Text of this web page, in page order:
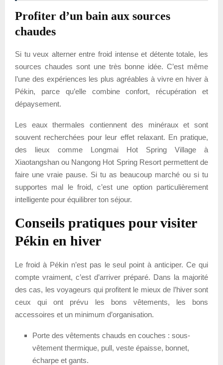
Profiter d’un bain aux sources
chaudes
Si tu veux alterner entre froid intense et détente totale, les
sources chaudes sont une très bonne idée. C’est même
l’une des expériences les plus agréables à vivre en hiver à
Pékin, parce qu’elle combine confort, récupération et
dépaysement.
Les eaux thermales contiennent des minéraux et sont
souvent recherchées pour leur effet relaxant. En pratique,
des lieux comme Longmai Hot Spring Village à
Xiaotangshan ou Nangong Hot Spring Resort permettent de
faire une vraie pause. Si tu as beaucoup marché ou si tu
supportes mal le froid, c’est une option particulièrement
intelligente pour équilibrer ton séjour.
Conseils pratiques pour visiter
Pékin en hiver
Le froid à Pékin n’est pas le seul point à anticiper. Ce qui
compte vraiment, c’est d’arriver préparé. Dans la majorité
des cas, les voyageurs qui profitent le mieux de l’hiver sont
ceux qui ont prévu les bons vêtements, les bons
accessoires et un minimum d’organisation.
Porte des vêtements chauds en couches : sous-
vêtement thermique, pull, veste épaisse, bonnet,
écharpe et gants.